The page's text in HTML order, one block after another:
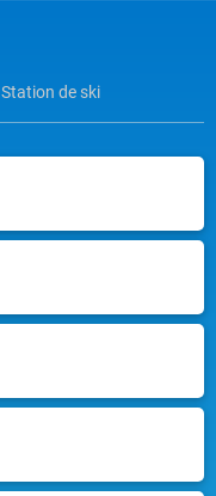
Station de ski